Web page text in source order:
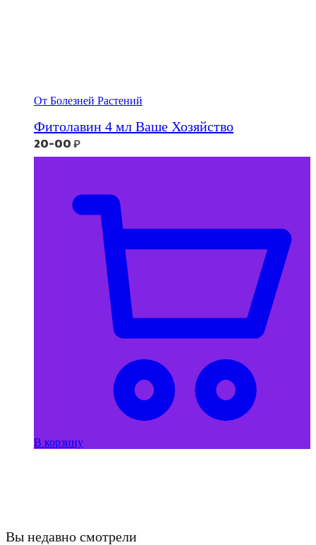
От Болезней Растений
Фитолавин 4 мл Ваше Хозяйство
20-00₽
В корзину
Вы недавно смотрели